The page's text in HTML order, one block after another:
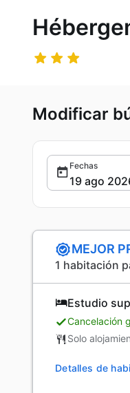
Modificar
Fechas
MEJOR
1 habitación
Estudio
Cancelación
Solo
Detalles de